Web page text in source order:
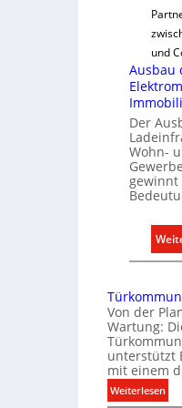
und
Ausbau
Der
Wohn-
gewinnt
Von der
Wartung:
unterstützt
mit einem
Weiterlesen: